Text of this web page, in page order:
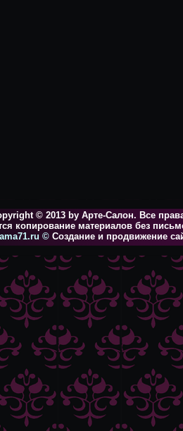
© 2013 by Арте-Салон. Все
копирование материалов без
© Создание и продвижение